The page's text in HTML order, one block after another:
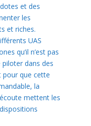
et des
les
et riches.
UAS
qu’il n’est pas
dans des
pour que cette
la
mettent les